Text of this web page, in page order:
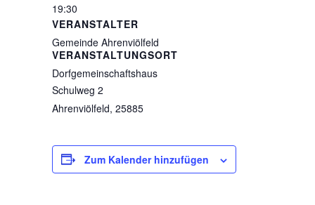
19:30
VERANSTALTUNGSORT
Dorfgemeinschaftshaus
Schulweg 2
Ahrenviölfeld, 25885
VERANSTALTER
Gemeinde Ahrenviölfeld
Zum Kalender hinzufügen